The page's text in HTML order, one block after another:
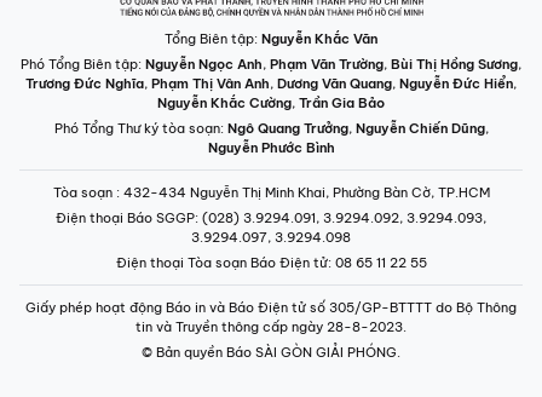
Tổng Biên tập: Nguyễn Khắc Văn
Phó Tổng Biên tập: Nguyễn Ngọc Anh, Phạm Văn Trường, Bùi Thị Hồng Sương,
Trương Đức Nghĩa, Phạm Thị Vân Anh, Dương Văn Quang, Nguyễn Đức Hiển,
Nguyễn Khắc Cường, Trần Gia Bảo
Phó Tổng Thư ký tòa soạn: Ngô Quang Trưởng, Nguyễn Chiến Dũng,
Nguyễn Phước Bình
Tòa soạn : 432-434 Nguyễn Thị Minh Khai, Phường Bàn Cờ, TP.HCM
Điện thoại Báo SGGP: (028) 3.9294.091, 3.9294.092, 3.9294.093,
3.9294.097, 3.9294.098
Điện thoại Tòa soạn Báo Điện tử: 08 65 11 22 55
Giấy phép hoạt động Báo in và Báo Điện tử số 305/GP-BTTTT do Bộ Thông
tin và Truyền thông cấp ngày 28-8-2023.
© Bản quyền Báo SÀI GÒN GIẢI PHÓNG.